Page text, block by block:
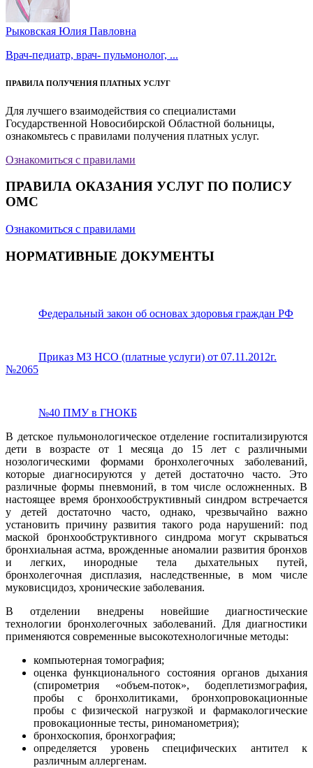
Рыковская Юлия Павловна
Врач-педиатр, врач- пульмонолог, ...
ПРАВИЛА ПОЛУЧЕНИЯ ПЛАТНЫХ УСЛУГ
Для лучшего взаимодействия со специалистами
Государственной Новосибирской Областной больницы,
ознакомьтесь с правилами получения платных услуг.
Ознакомиться с правилами
ПРАВИЛА ОКАЗАНИЯ УСЛУГ ПО ПОЛИСУ
ОМС
Ознакомиться с правилами
НОРМАТИВНЫЕ ДОКУМЕНТЫ
Федеральный закон об основах здоровья граждан РФ
Приказ МЗ НСО (платные услуги) от 07.11.2012г.
№2065
№40 ПМУ в ГНОКБ
В детское пульмонологическое отделение госпитализируются
дети в возрасте от 1 месяца до 15 лет с различными
нозологическими формами бронхолегочных заболеваний,
которые диагносируются у детей достаточно часто. Это
различные формы пневмоний, в том числе осложненных. В
настоящее время бронхообструктивный синдром встречается
у детей достаточно часто, однако, чрезвычайно важно
установить причину развития такого рода нарушений: под
маской бронхообструктивного синдрома могут скрываться
бронхиальная астма, врожденные аномалии развития бронхов
и легких, инородные тела дыхательных путей,
бронхолегочная дисплазия, наследственные, в мом числе
муковисцидоз, хронические заболевания.
В отделении внедрены новейшие диагностические
технологии бронхолегочных заболеваний. Для диагностики
применяются современные высокотехнологичные методы:
компьютерная томография;
оценка функционального состояния органов дыхания
(спирометрия «объем-поток», бодеплетизмография,
пробы с бронхолитиками, бронхопровокационные
пробы с физической нагрузкой и фармакологические
провокационные тесты, риноманометрия);
бронхоскопия, бронхография;
определяется уровень специфических антител к
различным аллергенам.